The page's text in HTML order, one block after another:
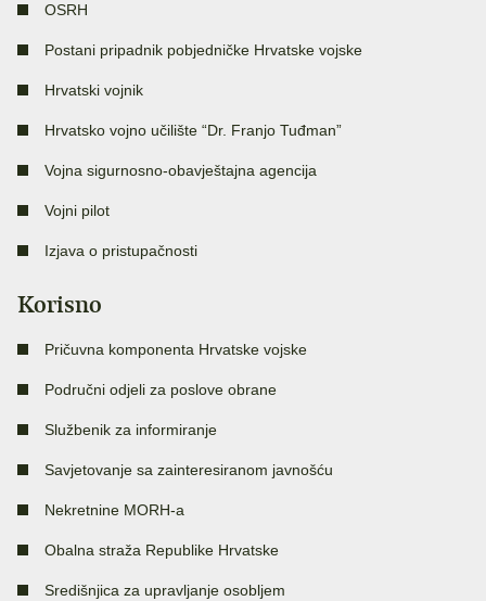
OSRH
Postani pripadnik pobjedničke Hrvatske vojske
Hrvatski vojnik
Hrvatsko vojno učilište “Dr. Franjo Tuđman”
Vojna sigurnosno-obavještajna agencija
Vojni pilot
Izjava o pristupačnosti
Korisno
Pričuvna komponenta Hrvatske vojske
Područni odjeli za poslove obrane
Službenik za informiranje
Savjetovanje sa zainteresiranom javnošću
Nekretnine MORH-a
Obalna straža Republike Hrvatske
Središnjica za upravljanje osobljem